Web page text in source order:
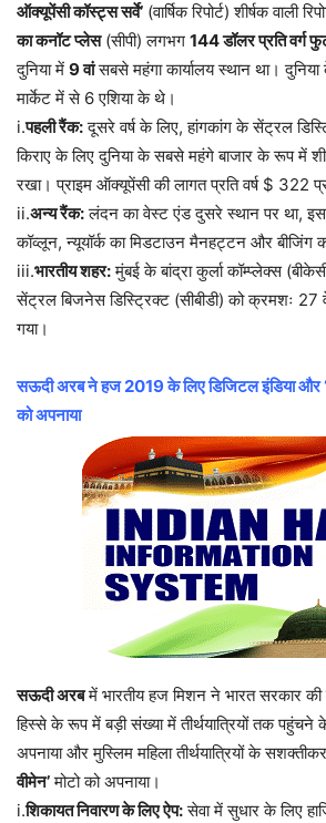
ऑक्यूपेंसी कॉस्ट्स सर्वे’ (वार्षिक रिपोर्ट) शीर्षक वाली
का कनॉट प्लेस(सीपी) लगभग 144 डॉलर प्रति वर्ग
दुनिया में 9 वांसबसे महंगा कार्यालय स्थान था।
मार्केट में से 6 एशिया के थे।
i.पहली रैंक:दूसरे वर्ष के लिए, हांगकांग के सेंट्रल
किराए के लिए दुनिया के सबसे महंगे बाजार के रूप में
रखा। प्राइम ऑक्यूपेंसी की लागत प्रति वर्ष $ 322
ii.अन्य रैंक:लंदन का वेस्ट एंड दुसरे स्थान पर था,
कॉव्लून, न्यूयॉर्क का मिडटाउन मैनहट्टन और बीजिंग
iii.भारतीय शहर:मुंबई के बांद्रा कुर्ला कॉम्प्लेक्स
सेंट्रल बिजनेस डिस्ट्रिक्ट (सीबीडी) को क्रमशः
गया।
सऊदी अरब ने हज 2019 के लिए डिजिटल इंडिया और
को अपनाया
सऊदी अरबमें भारतीय हज मिशन ने भारत सरकार की
हिस्से के रूप में बड़ी संख्या में तीर्थयात्रियों तक पहुंचने
अपनाया और मुस्लिम महिला तीर्थयात्रियों के
वीमेन’मोटो को अपनाया।
i.शिकायत निवारण के लिए ऐप:सेवा में सुधार के लिए